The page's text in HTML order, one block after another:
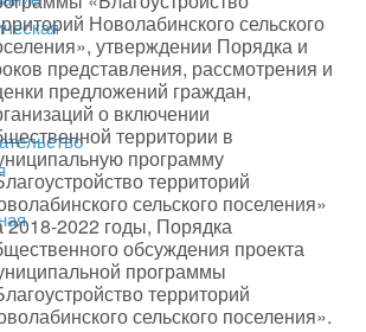
Новолабинского сельского
утверждении Порядка и
представления, рассмотрения и
предложений граждан,
о включении
территории в
программу
территорий
сельского поселения»
2018-2022 годы, Порядка
обсуждения проекта
программы
территорий
сельского поселения».